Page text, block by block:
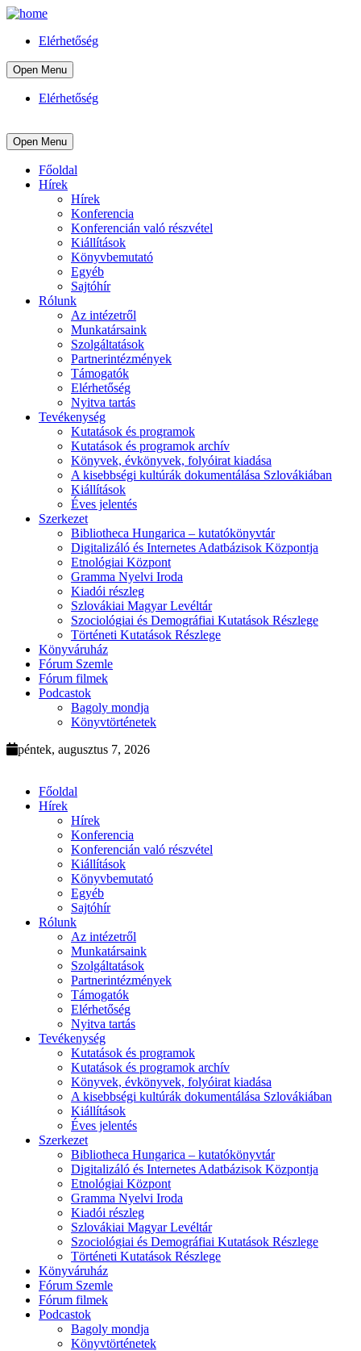
Elérhetőség
Open Menu
Elérhetőség
Open Menu
Főoldal
Hírek
Hírek
Konferencia
Konferencián való részvétel
Kiállítások
Könyvbemutató
Egyéb
Sajtóhír
Rólunk
Az intézetről
Munkatársaink
Szolgáltatások
Partnerintézmények
Támogatók
Elérhetőség
Nyitva tartás
Tevékenység
Kutatások és programok
Kutatások és programok archív
Könyvek, évkönyvek, folyóirat kiadása
A kisebbségi kultúrák dokumentálása Szlovákiában
Kiállítások
Éves jelentés
Szerkezet
Bibliotheca Hungarica – kutatókönyvtár
Digitalizáló és Internetes Adatbázisok Központja
Etnológiai Központ
Gramma Nyelvi Iroda
Kiadói részleg
Szlovákiai Magyar Levéltár
Szociológiai és Demográfiai Kutatások Részlege
Történeti Kutatások Részlege
Könyváruház
Fórum Szemle
Fórum filmek
Podcastok
Bagoly mondja
Könyvtörténetek
péntek, augusztus 7, 2026
Főoldal
Hírek
Hírek
Konferencia
Konferencián való részvétel
Kiállítások
Könyvbemutató
Egyéb
Sajtóhír
Rólunk
Az intézetről
Munkatársaink
Szolgáltatások
Partnerintézmények
Támogatók
Elérhetőség
Nyitva tartás
Tevékenység
Kutatások és programok
Kutatások és programok archív
Könyvek, évkönyvek, folyóirat kiadása
A kisebbségi kultúrák dokumentálása Szlovákiában
Kiállítások
Éves jelentés
Szerkezet
Bibliotheca Hungarica – kutatókönyvtár
Digitalizáló és Internetes Adatbázisok Központja
Etnológiai Központ
Gramma Nyelvi Iroda
Kiadói részleg
Szlovákiai Magyar Levéltár
Szociológiai és Demográfiai Kutatások Részlege
Történeti Kutatások Részlege
Könyváruház
Fórum Szemle
Fórum filmek
Podcastok
Bagoly mondja
Könyvtörténetek